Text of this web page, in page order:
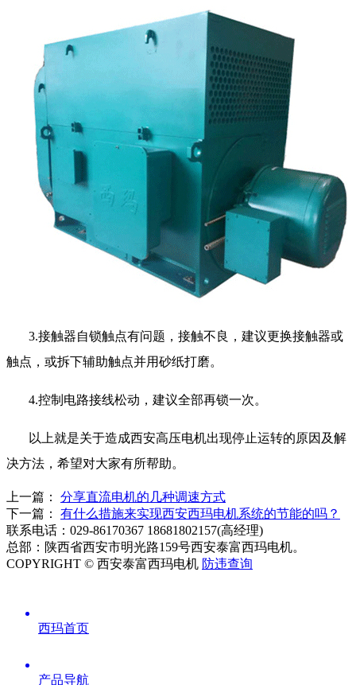
3.接触器自锁触点有问题，接触不良，建议更换接触器或
触点，或拆下辅助触点并用砂纸打磨。
4.控制电路接线松动，建议全部再锁一次。
以上就是关于造成西安高压电机出现停止运转的原因及解
决方法，希望对大家有所帮助。
上一篇： 分享直流电机的几种调速方式
下一篇： 有什么措施来实现西安西玛电机系统的节能的吗？
联系电话：029-86170367 18681802157(高经理)
总部：陕西省西安市明光路159号西安泰富西玛电机。
COPYRIGHT © 西安泰富西玛电机 防违查询
西玛首页
产品导航